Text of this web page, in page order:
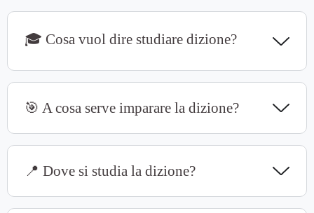
🎓 Cosa vuol dire studiare dizione?
🎯 A cosa serve imparare la dizione?
📍 Dove si studia la dizione?